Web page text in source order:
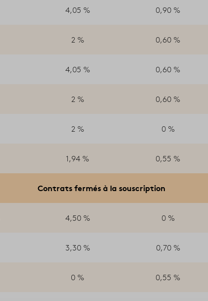
4,05 % 0,90 %
2 % 0,60 %
4,05 % 0,60 %
2 % 0,60 %
2 % 0 %
1,94 % 0,55 %
Contrats fermés à la souscription
4,50 % 0 %
3,30 % 0,70 %
0 % 0,55 %